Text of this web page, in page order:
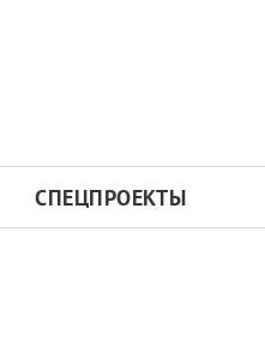
СПЕЦПРОЕКТЫ